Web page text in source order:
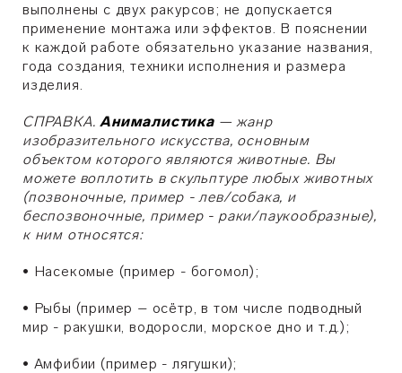
выполнены с двух ракурсов; не допускается
применение монтажа или эффектов. В пояснении
к каждой работе обязательно указание названия,
года создания, техники исполнения и размера
изделия.
СПРАВКА.Анималистика — жанр
изобразительного искусства, основным
объектом которого являются животные. Вы
можете воплотить в скульптуре любых животных
(позвоночные, пример - лев/собака, и
беспозвоночные, пример - раки/паукообразные),
к ним относятся:
• Насекомые (пример - богомол);
• Рыбы (пример – осётр, в том числе подводный
мир - ракушки, водоросли, морское дно и т.д.);
• Амфибии (пример - лягушки);